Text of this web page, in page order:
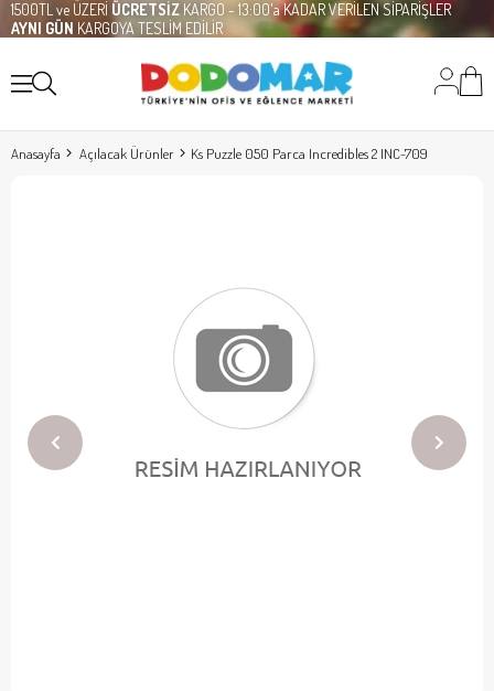
1500TL ve ÜZERİ ÜCRETSİZ KARGO - 13:00'a KADAR VERİLEN SİPARİŞLER
AYNI GÜN KARGOYA TESLİM EDİLİR
Anasayfa Açılacak Ürünler Ks Puzzle 050 Parca Incredibles 2 INC-709